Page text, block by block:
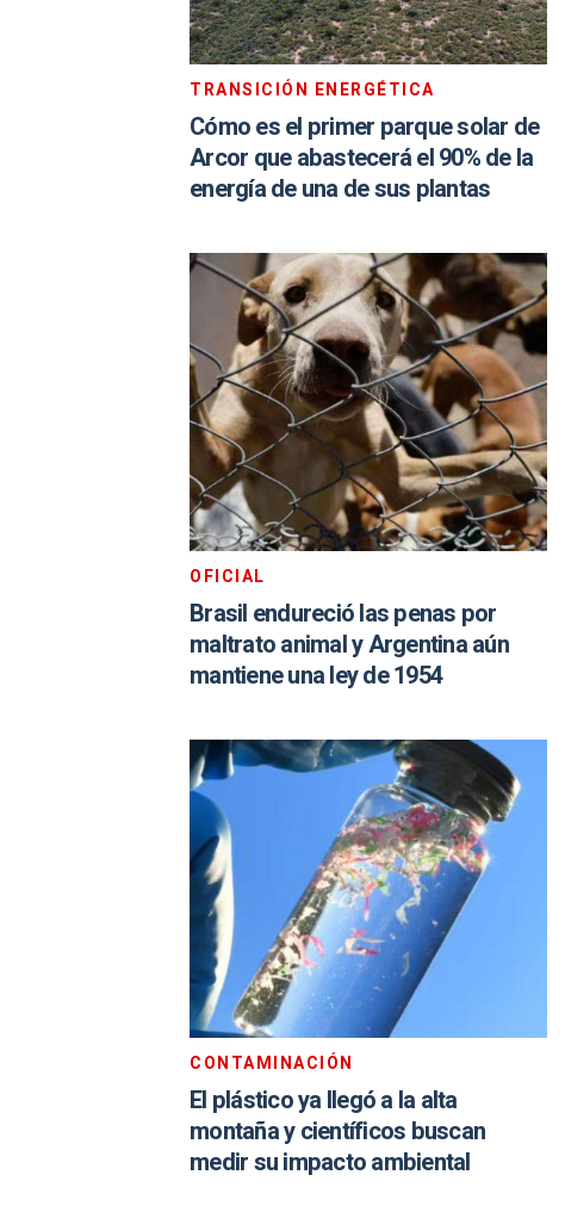
TRANSICIÓN ENERGÉTICA
Cómo es el primer parque solar de
Arcor que abastecerá el 90% de la
energía de una de sus plantas
OFICIAL
Brasil endureció las penas por
maltrato animal y Argentina aún
mantiene una ley de 1954
CONTAMINACIÓN
El plástico ya llegó a la alta
montaña y científicos buscan
medir su impacto ambiental